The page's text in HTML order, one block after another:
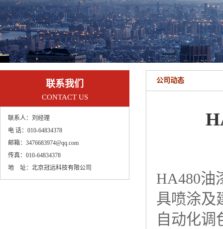
联系我们
CONTACT US
联系人： 刘经理
电 话： 010-64834378
邮箱： 3476683974@qq.com
传真： 010-64834378
地 址： 北京冠远科技有限公司
公司动态
HA480油
具喷涂及
自动化调